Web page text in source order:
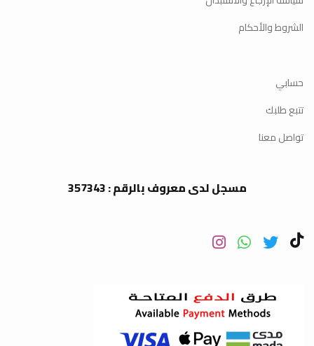
الشروط والأحكام
حسابي
تتبع طلبك
تواصل معنا
مسجل لدى معروف بالرقم : 357343